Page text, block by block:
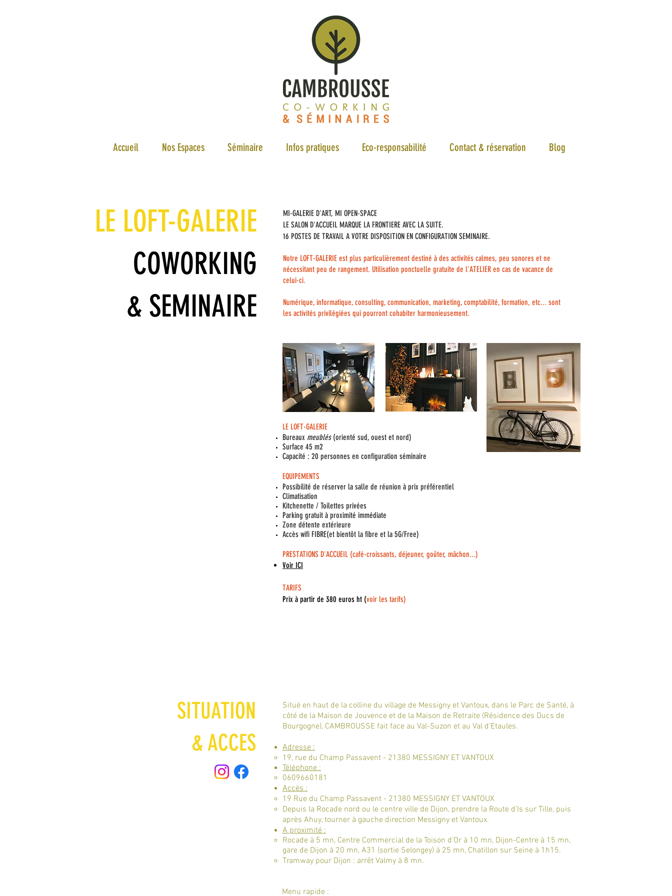
Accueil Nos Espaces Séminaire Infos pratiques Eco-responsabilité Contact & réservation Blog
LE LOFT-GALERIE
COWORKING
& SEMINAIRE
MI-GALERIE D'ART, MI OPEN-SPACE
LE SALON D'ACCUEIL MARQUE LA FRONTIERE AVEC LA SUITE.
16 POSTES DE TRAVAIL A VOTRE DISPOSITION EN CONFIGURATION SEMINAIRE.
Notre LOFT-GALERIE est plus particulièrement destiné à des activités calmes, peu sonores et ne
nécessitant peu de rangement. Utilisation ponctuelle gratuite de l'ATELIER en cas de vacance de
celui-ci.
Numérique, informatique, consulting, communication, marketing, comptabilité, formation, etc... sont
les activités privilégiées qui pourront cohabiter harmonieusement.
LE LOFT-GALERIE
Bureaux meublés (orienté sud, ouest et nord)
Surface 45 m2
Capacité : 20 personnes en configuration séminaire
EQUIPEMENTS
Possibilité de réserver la salle de réunion à prix préférentiel
Climatisation
Kitchenette / Toilettes privées
Parking gratuit à proximité immédiate
Zone détente extérieure
Accès wifi FIBRE(et bientôt la fibre et la 5G/Free)
PRESTATIONS D'ACCUEIL (café-croissants, déjeuner, goûter, mâchon...)
Voir ICI
TARIFS
Prix à partir de 380 euros ht (voir les tarifs)
SITUATION
& ACCES
Situé en haut de la colline du village de Messigny et Vantoux, dans le Parc de Santé, à
côté de la Maison de Jouvence et de la Maison de Retraite (Résidence des Ducs de
Bourgogne), CAMBROUSSE fait face au Val-Suzon et au Val d’Etaules.
Adresse :
19, rue du Champ Passavent - 21380 MESSIGNY ET VANTOUX​
Téléphone :
0609660181
Accès :
19 Rue du Champ Passavent - 21380 MESSIGNY ET VANTOUX
Depuis la Rocade nord ou le centre ville de Dijon, prendre la Route d'Is sur Tille, puis
après Ahuy, tourner à gauche direction Messigny et Vantoux.
A proximité :​
Rocade à 5 mn, Centre Commercial de la Toison d’Or à 10 mn, Dijon-Centre à 15 mn,
gare de Dijon à 20 mn, A31 (sortie Selongey) à 25 mn, Chatillon sur Seine à 1h15.
Tramway pour Dijon : arrêt Valmy à 8 mn.
Menu rapide :